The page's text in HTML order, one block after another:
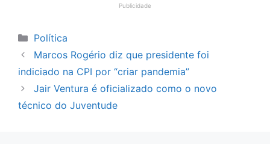
Publicidade
Categorias
Política
Marcos Rogério diz que presidente foi
indiciado na CPI por “criar pandemia”
Jair Ventura é oficializado como o novo
técnico do Juventude